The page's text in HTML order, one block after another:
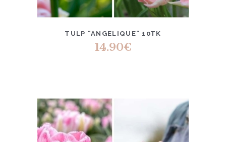
TULP “ANGELIQUE” 10TK
14.90€